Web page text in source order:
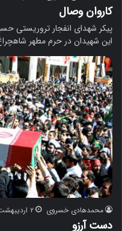
کاروان وصال
پیکر شهدای انفجار تروریستی
این شهیدان در حرم مطهر
محمدهادی خسروی ۲ اردیبهشت ۱۳۹۱
دست آرزو